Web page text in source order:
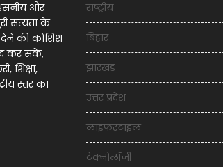
और
सत्यता के
की कोशिश
कर सकें,
शिक्षा,
स्तर का
राष्ट्रीय
बिहार
झारखंड
उत्तर प्रदेश
लाइफस्टाइल
टेक्नोलॉजी